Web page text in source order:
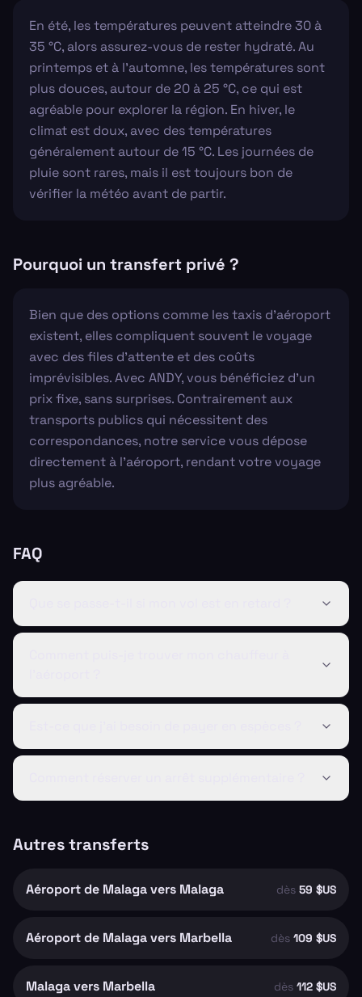
En été, les températures peuvent atteindre 30 à
35 °C, alors assurez-vous de rester hydraté. Au
printemps et à l'automne, les températures sont
plus douces, autour de 20 à 25 °C, ce qui est
agréable pour explorer la région. En hiver, le
climat est doux, avec des températures
généralement autour de 15 °C. Les journées de
pluie sont rares, mais il est toujours bon de
vérifier la météo avant de partir.
Pourquoi un transfert privé ?
Bien que des options comme les taxis d'aéroport
existent, elles compliquent souvent le voyage
avec des files d'attente et des coûts
imprévisibles. Avec ANDY, vous bénéficiez d'un
prix fixe, sans surprises. Contrairement aux
transports publics qui nécessitent des
correspondances, notre service vous dépose
directement à l'aéroport, rendant votre voyage
plus agréable.
FAQ
Autres transferts
Aéroport de Malaga vers Malaga dès 59 $US
Aéroport de Malaga vers Marbella dès 109 $US
Malaga vers Marbella dès 112 $US